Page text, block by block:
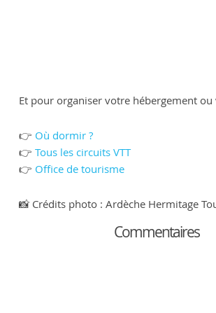
Et pour organiser votre hébergement ou
👉 Où dormir ?
👉 Tous les circuits VTT
👉 Office de tourisme
📸 Crédits photo : Ardèche Hermitage
Commentaires